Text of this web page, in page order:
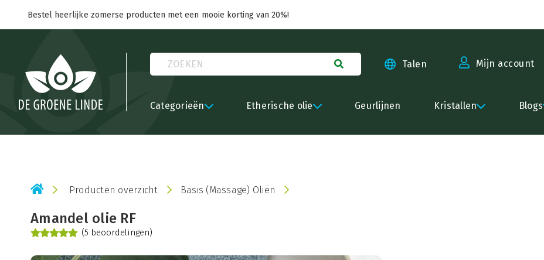
Bestel heerlijke zomerse producten met een mooie korting van 20%!
Talen Mijn account
Categorieën Etherische olie Geurlijnen Kristallen Blogs
Producten overzicht Basis (Massage) Oliën
Amandel olie RF
(5 beoordelingen)